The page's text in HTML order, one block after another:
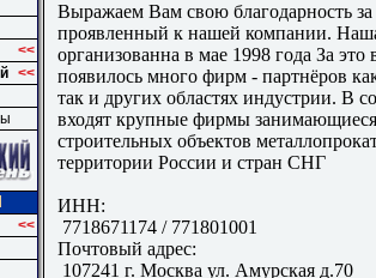
<<
<<
<<
Выражаем Вам свою благодарность за
проявленный к нашей компании.
организованна в мае 1998 года За это
появилось много фирм - партнёров
так и других областях индустрии. В
входят крупные фирмы
строительных объектов
территории России и стран СНГ
ИНН:
7718671174 / 771801001
Почтовый адрес:
107241 г. Москва ул. Амурская д.70